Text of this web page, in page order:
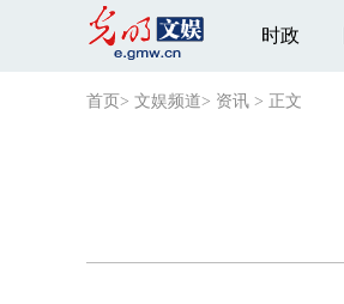
时政
首页 > 文娱频道> 资讯 > 正文